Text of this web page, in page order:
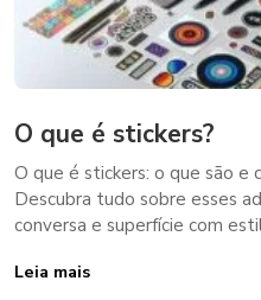
O que é stickers?
O que é stickers: o que são e
Descubra tudo sobre esses
conversa e superfície com
Leia mais